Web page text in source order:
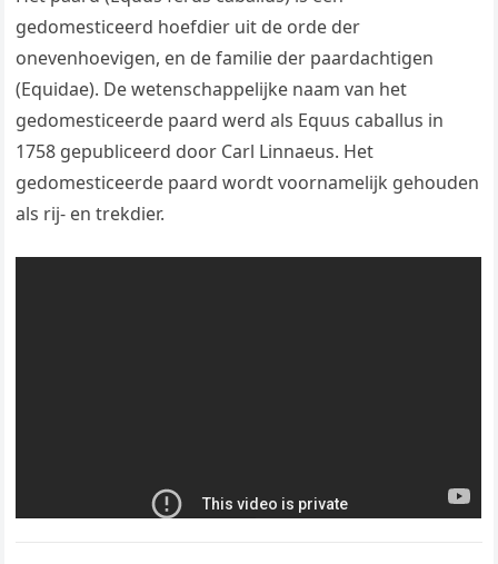
gedomesticeerd hoefdier uit de orde der
onevenhoevigen, en de familie der paardachtigen
(Equidae). De wetenschappelijke naam van het
gedomesticeerde paard werd als Equus caballus in
1758 gepubliceerd door Carl Linnaeus. Het
gedomesticeerde paard wordt voornamelijk gehouden
als rij- en trekdier.